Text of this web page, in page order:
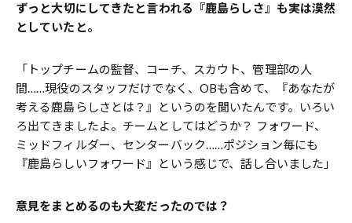
――ずっと大切にしてきたと言われる『鹿島らしさ』も実は漠然
としていたと。
「トップチームの監督、コーチ、スカウト、管理部の人
間……現役のスタッフだけでなく、OBも含めて、『あなたが
考える鹿島らしさとは？』というのを聞いたんです。いろい
ろ出てきましたよ。チームとしてはどうか？ フォワード、
ミッドフィルダー、センターバック……ポジション毎にも
『鹿島らしいフォワード』という感じで、話し合いました」
――意見をまとめるのも大変だったのでは？